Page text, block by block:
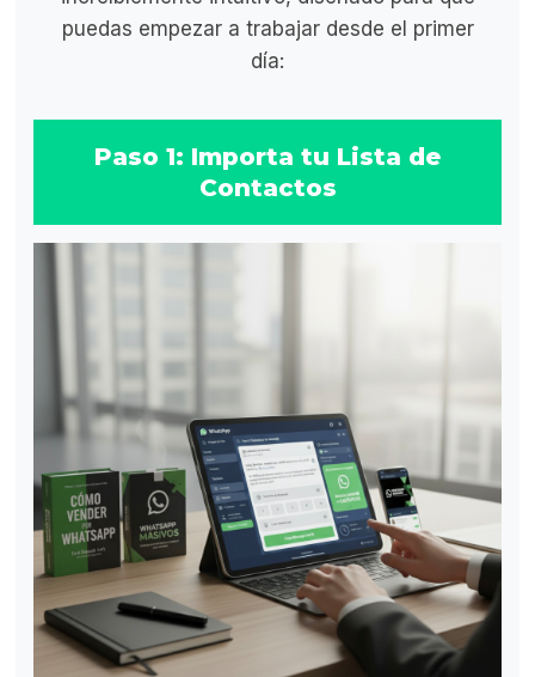
puedas empezar a trabajar desde el primer
día:
Paso 1: Importa tu Lista de
Contactos